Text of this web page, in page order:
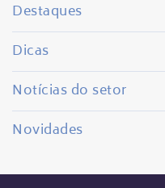
Destaques
Dicas
Notícias do setor
Novidades